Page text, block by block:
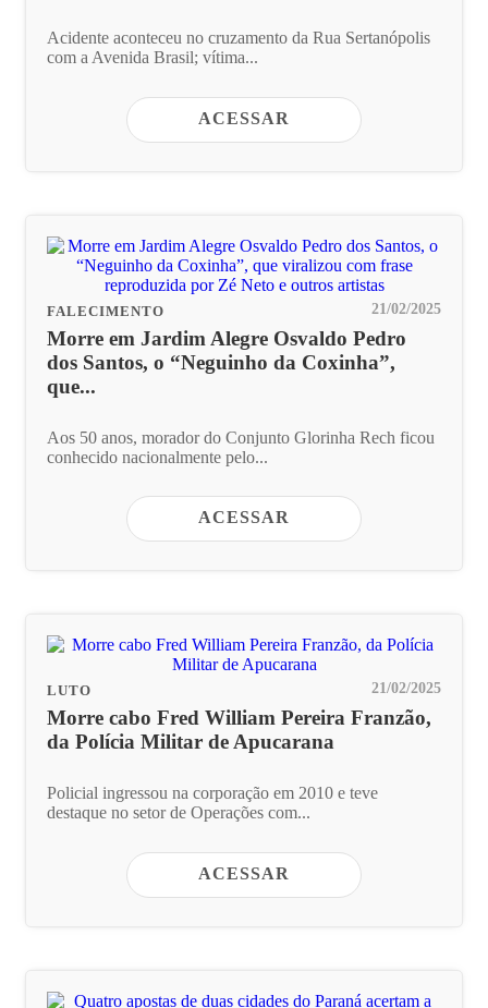
Acidente aconteceu no cruzamento da Rua Sertanópolis
com a Avenida Brasil; vítima...
ACESSAR
FALECIMENTO 21/02/2025
Morre em Jardim Alegre Osvaldo Pedro
dos Santos, o “Neguinho da Coxinha”,
que...
Aos 50 anos, morador do Conjunto Glorinha Rech ficou
conhecido nacionalmente pelo...
ACESSAR
LUTO 21/02/2025
Morre cabo Fred William Pereira Franzão,
da Polícia Militar de Apucarana
Policial ingressou na corporação em 2010 e teve
destaque no setor de Operações com...
ACESSAR